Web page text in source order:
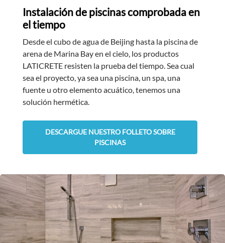
Instalación de piscinas comprobada en
el tiempo
Desde el cubo de agua de Beijing hasta la piscina de
arena de Marina Bay en el cielo, los productos
LATICRETE resisten la prueba del tiempo. Sea cual
sea el proyecto, ya sea una piscina, un spa, una
fuente u otro elemento acuático, tenemos una
solución hermética.
DESCARGUE NUESTRO FOLLETO SOBRE
PISCINAS